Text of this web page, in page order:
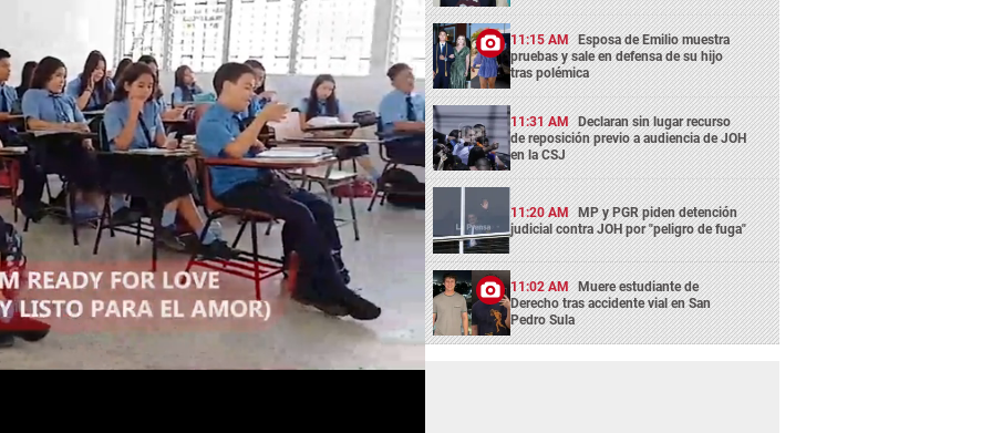
11:15 AM Esposa de Emilio muestra
pruebas y sale en defensa de su hijo
tras polémica
11:31 AM Declaran sin lugar recurso
de reposición previo a audiencia de JOH
en la CSJ
11:20 AM MP y PGR piden detención
judicial contra JOH por "peligro de fuga"
11:02 AM Muere estudiante de
Derecho tras accidente vial en San
Pedro Sula